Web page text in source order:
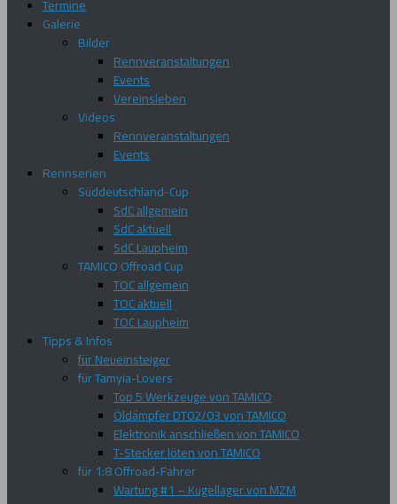
Termine
Galerie
Bilder
Rennveranstaltungen
Events
Vereinsleben
Videos
Rennveranstaltungen
Events
Rennserien
Süddeutschland-Cup
SdC allgemein
SdC aktuell
SdC Laupheim
TAMICO Offroad Cup
TOC allgemein
TOC aktuell
TOC Laupheim
Tipps & Infos
für Neueinsteiger
für Tamyia-Lovers
Top 5 Werkzeuge von TAMICO
Öldämpfer DT02/03 von TAMICO
Elektronik anschließen von TAMICO
T-Stecker löten von TAMICO
für 1:8 Offroad-Fahrer
Wartung #1 – Kugellager von MZM